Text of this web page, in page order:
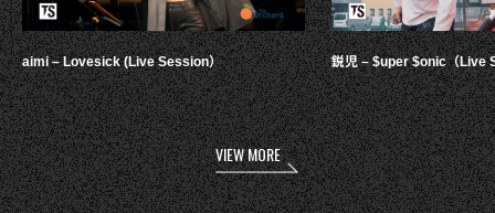
aimi – Lovesick (Live Session） 鋭児 – $uper $onic（Live
VIEW MORE